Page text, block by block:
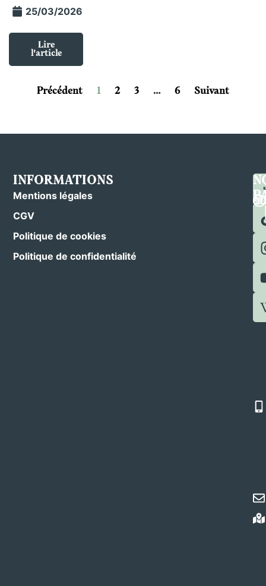
25/03/2026
Lire
l'article
Précédent 1 2 3 … 6 Suivant
INFORMATIONS
Mentions légales
CGV
Politique de cookies
Politique de confidentialité